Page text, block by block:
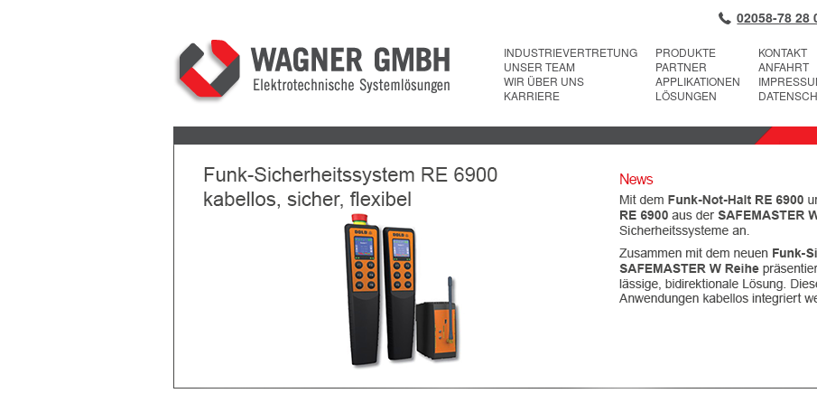
02058-78 28
INDUSTRIEVERTRETUNG
UNSER TEAM
WIR ÜBER UNS
KARRIERE
PRODUKTE
PARTNER
APPLIKATIONEN
LÖSUNGEN
KONTAKT
ANFAHRT
Next